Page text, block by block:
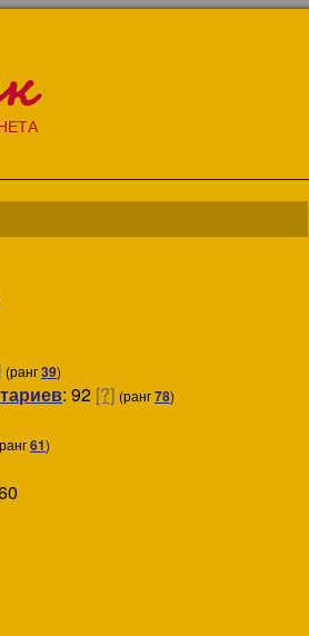
(ранг39)
: 92 [?] (ранг78)
61)